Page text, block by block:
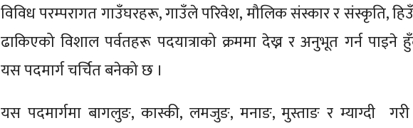
विविध परम्परागत गाउँघरहरू, गाउँले परिवेश, मौलिक संस्कार र संस्कृति,
ढाकिएको विशाल पर्वतहरू पदयात्राको क्रममा देख्न र अनुभूत गर्न पाइने
यस पदमार्ग चर्चित बनेको छ ।
यस पदमार्गमा बागलुङ, कास्की, लमजुङ, मनाङ, मुस्ताङ र म्याग्दी